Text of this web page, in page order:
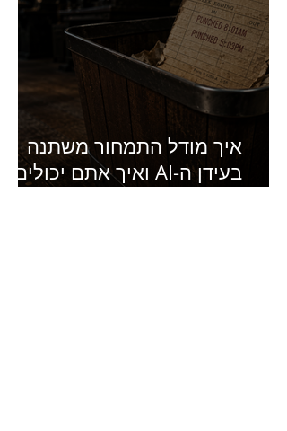
איך מודל התמחור משתנה
בעידן ה-AI ואיך אתם יכולים